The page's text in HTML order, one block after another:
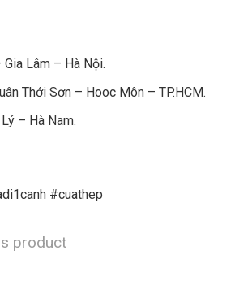
Lâm – Hà Nội.
Thới Sơn – Hooc Môn – TP.HCM.
– Hà Nam.
#cuathep
product